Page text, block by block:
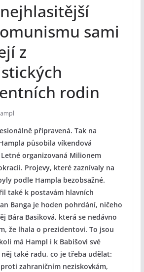
sami
z
rodin
připravená. Tak na
působila víkendová
organizovaná Milionem
Projevy, které zaznívaly na
podle Hampla bezobsažné.
také k postavám hlavních
Banga je hoden pohrdání, ničeho
Bára Basiková, která se nedávno
že lhala o prezidentovi. To jsou
má Hampl i k Babišovi své
také radu, co je třeba udělat:
zahraničním neziskovkám,